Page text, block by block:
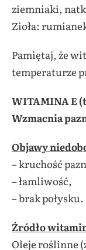
ziemniaki,
Zioła:
Pamiętaj, że
temperaturze
WITAMINA E
Wzmacnia
Objawy
– kruchość
– łamliwość,
– brak połysku.
Źródło
Oleje roślinne